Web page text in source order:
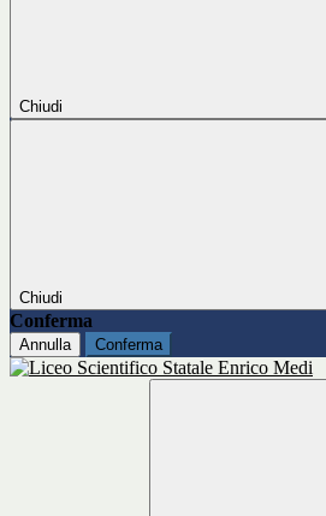
Chiudi
Chiudi
Conferma
Annulla Conferma